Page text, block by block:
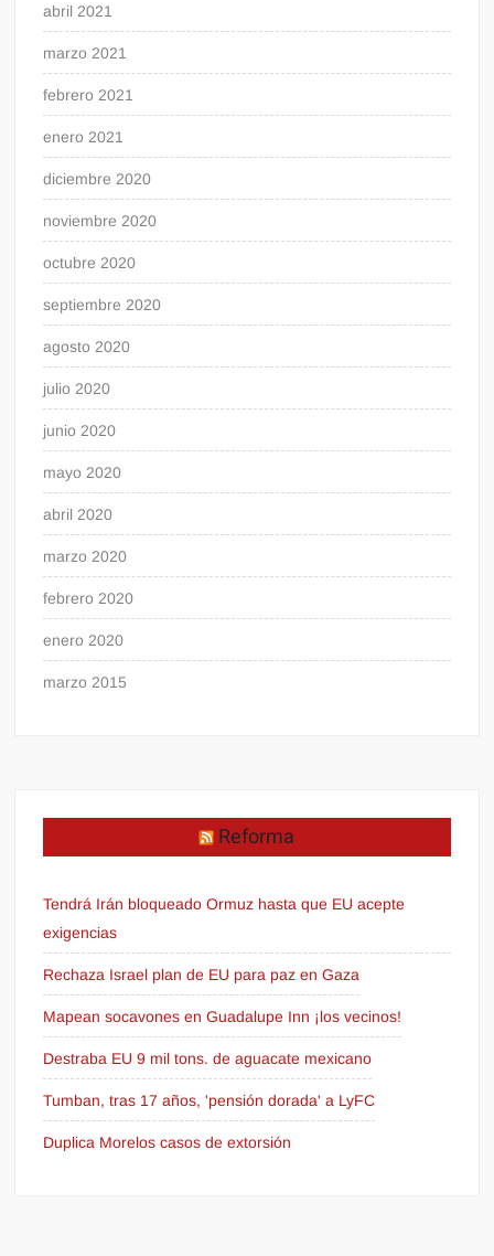
abril 2021
marzo 2021
febrero 2021
enero 2021
diciembre 2020
noviembre 2020
octubre 2020
septiembre 2020
agosto 2020
julio 2020
junio 2020
mayo 2020
abril 2020
marzo 2020
febrero 2020
enero 2020
marzo 2015
Reforma
Tendrá Irán bloqueado Ormuz hasta que EU acepte
exigencias
Rechaza Israel plan de EU para paz en Gaza
Mapean socavones en Guadalupe Inn ¡los vecinos!
Destraba EU 9 mil tons. de aguacate mexicano
Tumban, tras 17 años, 'pensión dorada' a LyFC
Duplica Morelos casos de extorsión